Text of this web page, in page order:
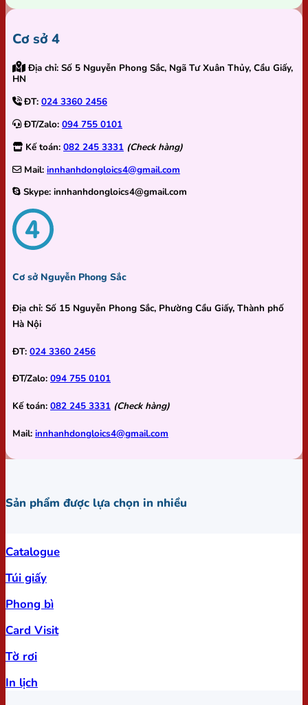
Cơ sở 4
Địa chỉ: Số 5 Nguyễn Phong Sắc, Ngã Tư Xuân Thủy, Cầu Giấy,
HN
ĐT: 024 3360 2456
ĐT/Zalo: 094 755 0101
Kế toán: 082 245 3331 (Check hàng)
Mail: innhanhdongloics4@gmail.com
Skype: innhanhdongloics4@gmail.com
Cơ sở Nguyễn Phong Sắc
Địa chỉ: Số 15 Nguyễn Phong Sắc, Phường Cầu Giấy, Thành phố
Hà Nội
ĐT: 024 3360 2456
ĐT/Zalo: 094 755 0101
Kế toán: 082 245 3331 (Check hàng)
Mail: innhanhdongloics4@gmail.com
Sản phẩm được lựa chọn in nhiều
Catalogue
Túi giấy
Phong bì
Card Visit
Tờ rơi
In lịch